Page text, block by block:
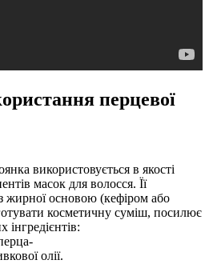
перцевої
використовується в якості
масок для волосся. Її
жирної основою (кефіром або
косметичну суміш, посилює
інгредієнтів:
олії.